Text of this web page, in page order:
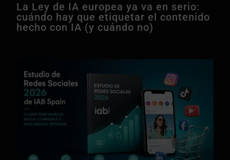
La Ley de IA europea ya va en serio:
cuándo hay que etiquetar el contenido
hecho con IA (y cuándo no)